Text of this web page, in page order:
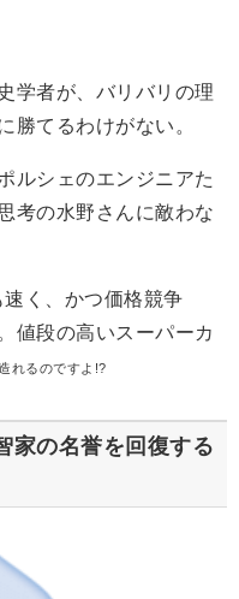
学者が、バリバリの理
勝てるわけがない。
ルシェのエンジニアた
考の水野さんに敵わな
く、かつ価格競争
値段の高いスーパーカ
れるのですよ!?
家の名誉を回復する